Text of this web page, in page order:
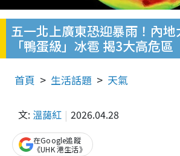
五一北上廣東恐迎暴雨！內
「鴨蛋級」冰雹 揭3大高危區
首頁 生活話題 天氣
文: 溫藹紅 2026.04.28
在Google追蹤
《UHK 港生活》